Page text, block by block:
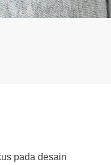
pada desain